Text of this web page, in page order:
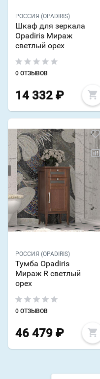
РОССИЯ (OPADIRIS)
Шкаф для зеркала
Opadiris Мираж
светлый орех
0 ОТЗЫВОВ
14 332 ₽
РОССИЯ (OPADIRIS)
Тумба Opadiris
Мираж R светлый
орех
0 ОТЗЫВОВ
46 479 ₽